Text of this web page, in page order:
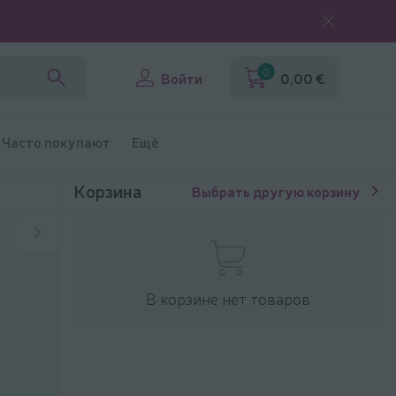
Войти 0 0,00 €
Часто покупают Ещё
Корзина Выбрать другую корзину
В корзине нет товаров